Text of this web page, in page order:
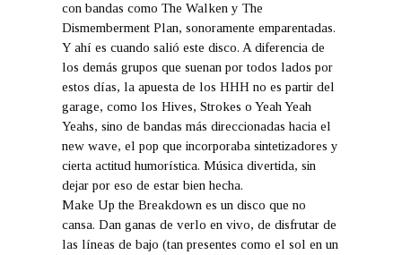
con bandas como The Walken y The
Dismemberment Plan, sonoramente emparentadas.
Y ahí es cuando salió este disco. A diferencia de
los demás grupos que suenan por todos lados por
estos días, la apuesta de los HHH no es partir del
garage, como los Hives, Strokes o Yeah Yeah
Yeahs, sino de bandas más direccionadas hacia el
new wave, el pop que incorporaba sintetizadores y
cierta actitud humorística. Música divertida, sin
dejar por eso de estar bien hecha.
Make Up the Breakdown es un disco que no
cansa. Dan ganas de verlo en vivo, de disfrutar de
las líneas de bajo (tan presentes como el sol en un